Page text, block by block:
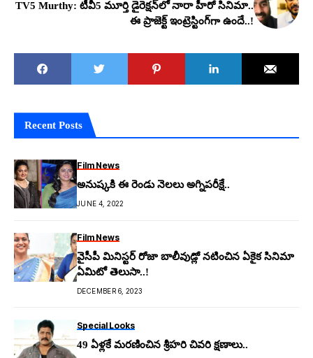
TV5 Murthy: టీవీ5 మూర్తి డైరెక్ష‌న్‌లో నారా హీరో సినిమా..
ఈ ప్రాజెక్ట్ ఇంట్రెస్టింగ్‌గా ఉందే..!
Recent Posts
Film News
అనుష్కకి ఈ రెండు నెలలు అగ్నిపరీక్షే..
JUNE 4, 2022
Film News
వైసీపీ మినిస్టర్ రోజా బాలీవుడ్లో నటించిన ఏకైక సినిమా
ఏమిటో తెలుసా..!
DECEMBER 6, 2023
Special Looks
49 ఏళ్లకే మరణించిన శ్రీహరి చివరి క్షణాలు..